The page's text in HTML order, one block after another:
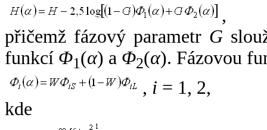
,
přičemž fázový parametr G
funkcí Φ1(α) a Φ2(α). Fázovou
, i = 1, 2,
kde